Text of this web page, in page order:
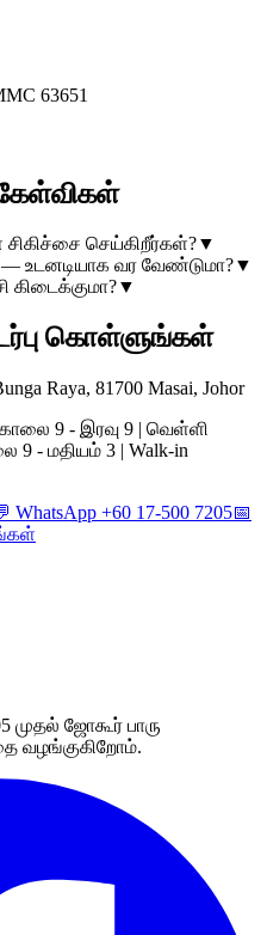
63651
கேள்விகள்
செய்கிறீர்கள்?▼
உடனடியாக வர வேண்டுமா?▼
கிடைக்குமா?▼
கொள்ளுங்கள்
Raya, 81700 Masai, Johor
9 - இரவு 9 | வெள்ளி
9 - மதியம் 3 | Walk-in
WhatsApp +60 17-500 7205📅
ஜோகூர் பாரு
வழங்குகிறோம்.